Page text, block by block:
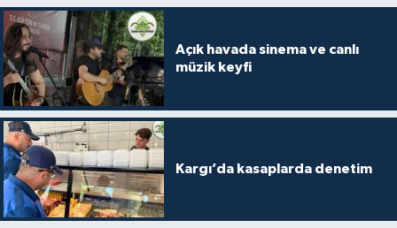
Açık havada sinema ve canlı
müzik keyfi
Kargı’da kasaplarda denetim